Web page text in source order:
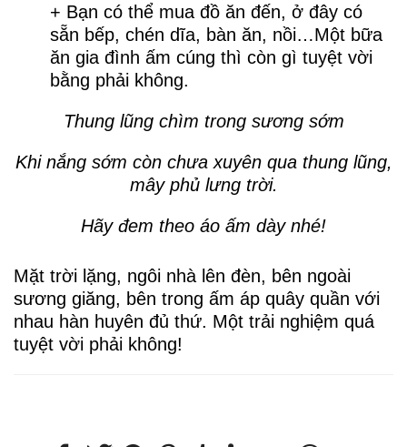
+ Bạn có thể mua đồ ăn đến, ở đây có
sẵn bếp, chén dĩa, bàn ăn, nồi…Một bữa
ăn gia đình ấm cúng thì còn gì tuyệt vời
bằng phải không.
Thung lũng chìm trong sương sớm
Khi nắng sớm còn chưa xuyên qua thung lũng,
mây phủ lưng trời.
Hãy đem theo áo ấm dày nhé!
Mặt trời lặng, ngôi nhà lên đèn, bên ngoài
sương giăng, bên trong ấm áp quây quần với
nhau hàn huyên đủ thứ. Một trải nghiệm quá
tuyệt vời phải không!